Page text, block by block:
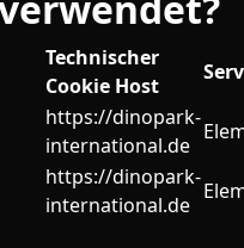
Technischer
Cookie Host
https://dinopark-
international.de
https://dinopark-
international.de